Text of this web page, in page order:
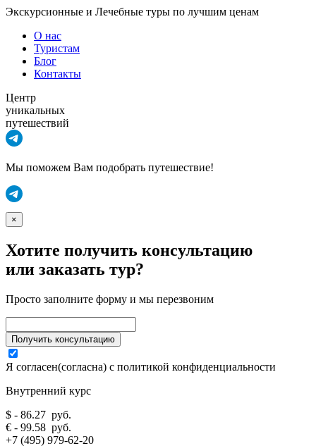
Экскурсионные и Лечебные туры по лучшим ценам
О нас
Туристам
Блог
Контакты
Центр
уникальных
путешествий
Мы поможем Вам подобрать путешествие!
×
Хотите получить консультацию
или заказать тур?
Просто заполните форму и мы перезвоним
Я согласен(согласна) с политикой конфиденциальности
Внутренний курс
$ - 86.27 руб.
€ - 99.58 руб.
+7 (495) 979-62-20